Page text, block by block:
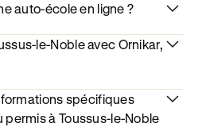
auto-école en ligne ?
le-Noble avec Ornikar,
spécifiques
à Toussus-le-Noble